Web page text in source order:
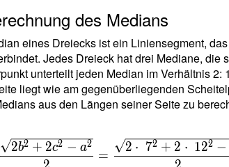
}
des Medians
eines Dreiecks ist ein Liniensegment,
Jedes Dreieck hat drei Mediane,
unterteilt jeden Median im Verhältnis
liegt wie am gegenüberliegenden
aus den Längen seiner Seite zu
2b2 + 2c2 − a2
=
2 ⋅ 72 + 2 ⋅ 122 −